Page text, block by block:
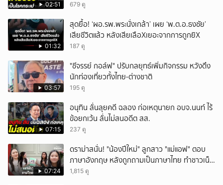
02:51 679 ดู
01:32
สุดยื้อ! ‘ผอ.รพ.พระนั่งเกล้า’ เผย ‘พ.ต.อ.ธงชัย’
เสียชีวิตแล้ว หลังเสียเลือXเยอะจากการถูกยิX
187 ดู
03:57
"ชีจรรย์ กอล์ฟ" ปรับกลยุทธ์เพิ่มกิจกรรม หวังดึง
นักท่องเที่ยวทั้งไทย-ต่างชาติ
195 ดู
07:15
อนุทิน ลั่นลุยคดี ฉลอง ก่อเหตุนายก อบจ.นนท์ ไร้
ข้อยกเว้น ลั่นไม่สนอดีต สส.
237 ดู
07:24
ดราม่าสนั่น! "น้องปีใหม่" ลูกสาว "แม่แอฟ" ตอบ
ภาษาอังกฤษ หลังถูกถามเป็นภาษาไทย ทำชาวเน็ต
ถกสนั่น!
1,815 ดู